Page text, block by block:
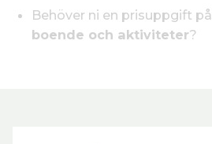
Behöver ni en prisuppgift på
boende och aktiviteter?